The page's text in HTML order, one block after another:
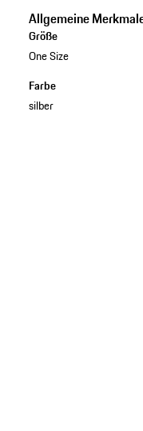
Allgemeine
Größe
One Size
Farbe
silber